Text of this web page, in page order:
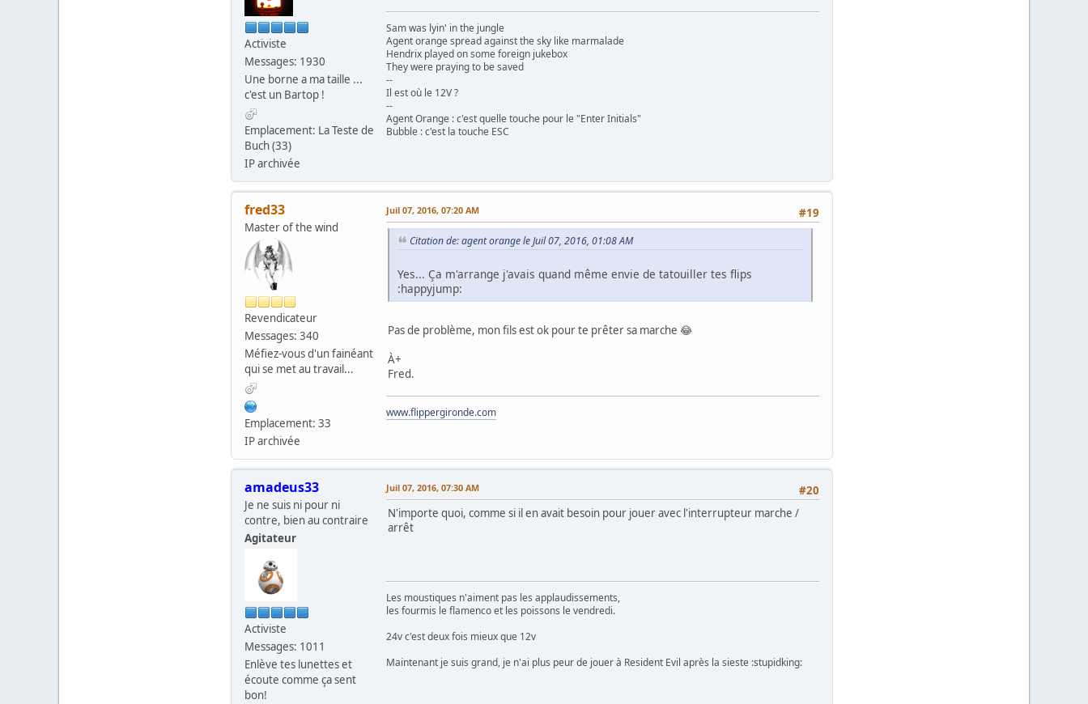
Activiste
Messages: 1930
Une borne a ma taille ...
c'est un Bartop !
Emplacement: La Teste de
Buch (33)
IP archivée
Sam was lyin' in the jungle
Agent orange spread against the sky like marmalade
Hendrix played on some foreign jukebox
They were praying to be saved
--
Il est où le 12V ?
--
Agent Orange : c'est quelle touche pour le "Enter Initials"
Bubble : c'est la touche ESC
fred33
Master of the wind
Revendicateur
Messages: 340
Méfiez-vous d'un fainéant
qui se met au travail...
Emplacement: 33
IP archivée
#19
Juil 07, 2016, 07:20 AM
Citation de: agent orange le Juil 07, 2016, 01:08 AM
Yes... Ça m'arrange j'avais quand même envie de tatouiller tes flips
:happyjump:
Pas de problème, mon fils est ok pour te prêter sa marche 😂
À+
Fred.
www.flippergironde.com
amadeus33
Je ne suis ni pour ni
contre, bien au contraire
Agitateur
Activiste
Messages: 1011
Enlève tes lunettes et
écoute comme ça sent
bon!
#20
Juil 07, 2016, 07:30 AM
N'importe quoi, comme si il en avait besoin pour jouer avec l'interrupteur marche /
arrêt
Les moustiques n'aiment pas les applaudissements,
les fourmis le flamenco et les poissons le vendredi.
24v c'est deux fois mieux que 12v
Maintenant je suis grand, je n'ai plus peur de jouer à Resident Evil après la sieste :stupidking: